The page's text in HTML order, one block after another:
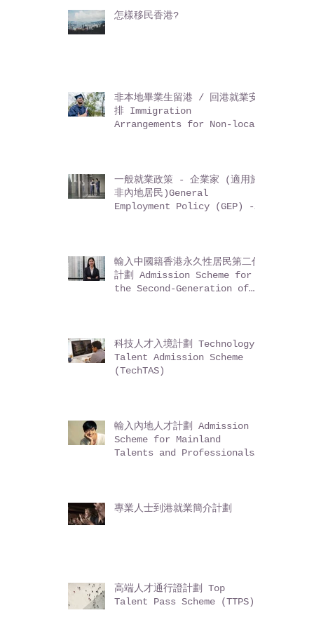
怎樣移民香港?
非本地畢業生留港 / 回港就業安
排 Immigration
Arrangements for Non-local
一般就業政策 - 企業家 (適用於
非內地居民)General
Employment Policy (GEP) -
輸入中國籍香港永久性居民第二代
計劃 Admission Scheme for
the Second-Generation of
科技人才入境計劃 Technology
Talent Admission Scheme
(TechTAS)
輸入內地人才計劃 Admission
Scheme for Mainland
Talents and Professionals
專業人士到港就業簡介計劃
高端人才通行證計劃 Top
Talent Pass Scheme (TTPS)